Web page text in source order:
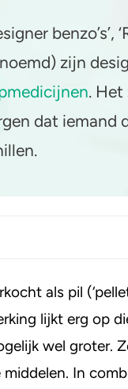
4-FA
Poppers
benzo’s’,
zijn
.
dat iemand
als pil
lijkt erg op
wel groter.
In